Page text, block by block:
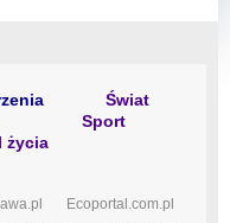
Świat
Sport
życia
Ecoportal.com.pl